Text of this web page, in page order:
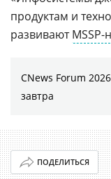
продуктам и
развивают
CNews Forum
завтра
ПОДЕЛИТЬСЯ